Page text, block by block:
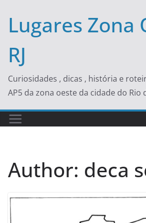
content
Lugares Zona
RJ
Curiosidades , dicas , história e
AP5 da zona oeste da cidade do Rio
Author: deca